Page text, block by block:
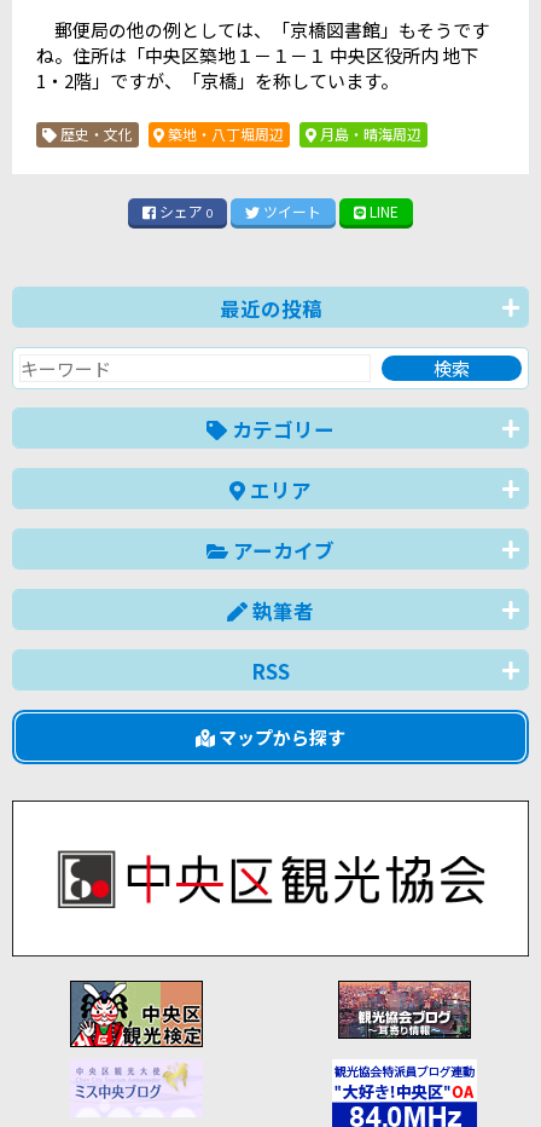
郵便局の他の例としては、「京橋図書館」もそうです
ね。住所は「中央区築地１－１－１ 中央区役所内 地下
1・2階」ですが、「京橋」を称しています。
歴史・文化 築地・八丁堀周辺 月島・晴海周辺
シェア 0 ツイート LINE
最近の投稿
カテゴリー
エリア
アーカイブ
執筆者
RSS
マップから探す